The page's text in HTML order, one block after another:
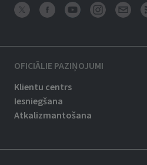
OFICIĀLIE PAZIŅOJUMI
Klientu centrs
Iesniegšana
Atkalizmantošana